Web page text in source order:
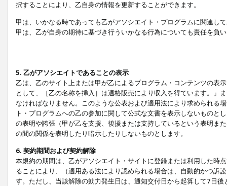
択することにより、乙自身の情報を更新することができます。
甲は、いかなる時であっても乙がアソシエイト・プログラムに関連し
甲は、乙が自身の期待に基づき行ういかなる行為についても責任を負
5. 乙がアソシエイトであることの表示
乙は、乙のサイト上または甲が乙によるプログラム・コンテンツの表
として、［乙の名称を挿入］は適格販売により収入を得ています。」
なければなりません。このような公表および適用法により求められる
ト・プログラムへの乙の参加に関して公式な文書を表示しないもの
の表明や誇張（甲が乙を支援、後援または支持しているという表明ま
の間の関係を表明したり暗示したりしないものとします。
6. 契約期間および契約解除
本規約の期間は、乙がアソシエイト・サイトに登録または利用した時
ることにより、（適用ある法により認められる場合は、自動的かつ訴
す。ただし、当該解除の効力発生日は、通知交付日から起算して7日